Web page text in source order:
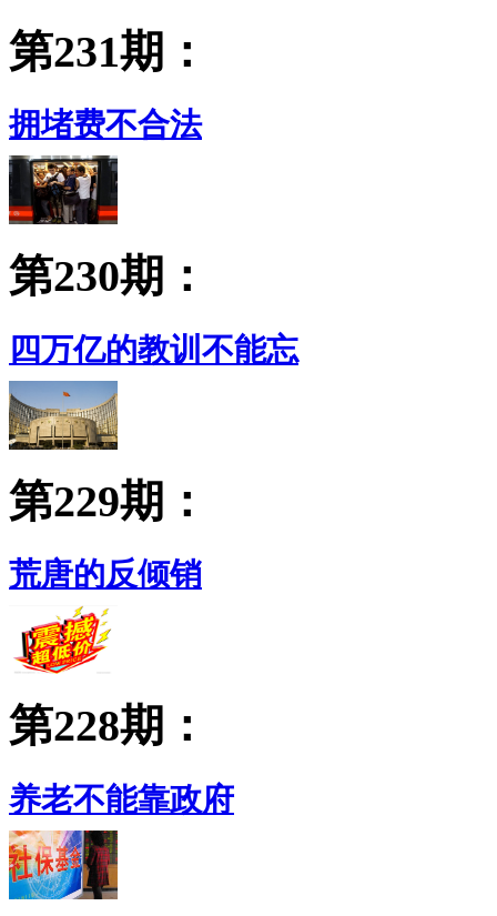
第231期：
拥堵费不合法
第230期：
四万亿的教训不能忘
第229期：
荒唐的反倾销
第228期：
养老不能靠政府